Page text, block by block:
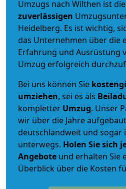
Umzugs nach Wilthen ist
zuverlässigen
Heidelberg. Es ist wichtig,
das Unternehmen über die
Erfahrung und Ausrüstung
Umzug erfolgreich
Bei uns können Sie
umziehen, sei es als
kompletter Umzug. Unser
wir über die Jahre
deutschlandweit und sogar
unterwegs. Holen Sie sich
Angebote und erhalten Sie
Überblick über die Kosten